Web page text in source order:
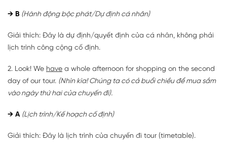
→ B (Hành động bộc phát/Dự định cá nhân)
Giải thích: Đây là dự định/quyết định của cá nhân, không phải
lịch trình công cộng cố định.
2. Look! We have a whole afternoon for shopping on the second
day of our tour. (Nhìn kìa! Chúng ta có cả buổi chiều để mua sắm
vào ngày thứ hai của chuyến đi).
→ A (Lịch trình/Kế hoạch cố định)
Giải thích: Đây là lịch trình của chuyến đi tour (timetable).